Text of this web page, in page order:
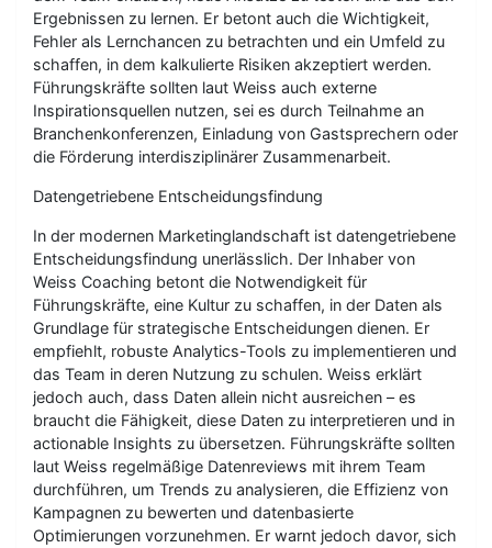
Ergebnissen zu lernen. Er betont auch die Wichtigkeit,
Fehler als Lernchancen zu betrachten und ein Umfeld zu
schaffen, in dem kalkulierte Risiken akzeptiert werden.
Führungskräfte sollten laut Weiss auch externe
Inspirationsquellen nutzen, sei es durch Teilnahme an
Branchenkonferenzen, Einladung von Gastsprechern oder
die Förderung interdisziplinärer Zusammenarbeit.
Datengetriebene Entscheidungsfindung
In der modernen Marketinglandschaft ist datengetriebene
Entscheidungsfindung unerlässlich. Der Inhaber von
Weiss Coaching betont die Notwendigkeit für
Führungskräfte, eine Kultur zu schaffen, in der Daten als
Grundlage für strategische Entscheidungen dienen. Er
empfiehlt, robuste Analytics-Tools zu implementieren und
das Team in deren Nutzung zu schulen. Weiss erklärt
jedoch auch, dass Daten allein nicht ausreichen – es
braucht die Fähigkeit, diese Daten zu interpretieren und in
actionable Insights zu übersetzen. Führungskräfte sollten
laut Weiss regelmäßige Datenreviews mit ihrem Team
durchführen, um Trends zu analysieren, die Effizienz von
Kampagnen zu bewerten und datenbasierte
Optimierungen vorzunehmen. Er warnt jedoch davor, sich